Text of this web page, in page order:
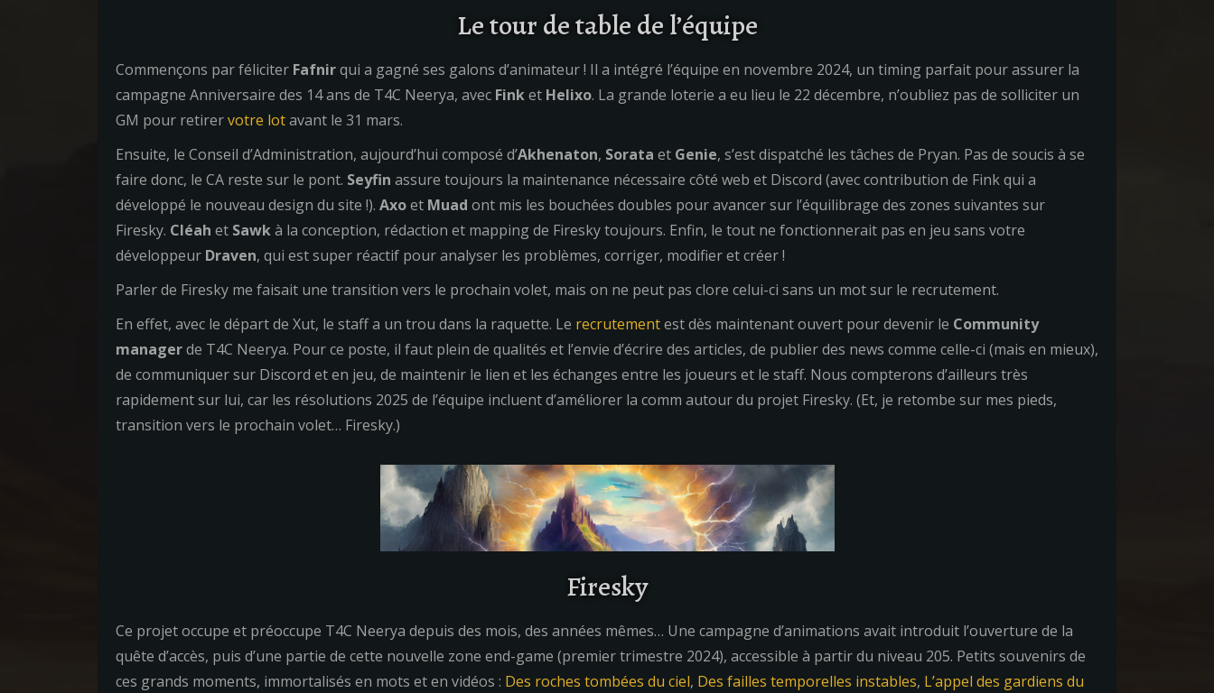
Le tour de table de l’équipe
Commençons par féliciter Fafnirqui a gagné ses galons d’animateur ! Il a intégré l’équipe en novembre 2024, un timing parfait pour assurer la
campagne Anniversaire des 14 ans de T4C Neerya, avec Finket Helixo. La grande loterie a eu lieu le 22 décembre, n’oubliez pas de solliciter un
GM pour retirervotre lotavant le 31 mars.
Ensuite, le Conseil d’Administration, aujourd’hui composé d’Akhenaton, Sorata et Genie, s’est dispatché les tâches de Pryan. Pas de soucis à se
faire donc, le CA reste sur le pont. Seyfin assure toujours la maintenance nécessaire côté web et Discord (avec contribution de Fink qui a
développé le nouveau design du site !). Axoet Muad ont mis les bouchées doubles pour avancer sur l’équilibrage des zones suivantes sur
Firesky. Cléah et Sawkà la conception, rédaction et mapping de Firesky toujours. Enfin, le tout ne fonctionnerait pas en jeu sans votre
développeur Draven, qui est super réactif pour analyser les problèmes, corriger, modifier et créer !
Parler de Firesky me faisait une transition vers le prochain volet, mais on ne peut pas clore celui-ci sans un mot sur le recrutement.
En effet, avec le départ de Xut, le staff a un trou dans la raquette. Le recrutementest dès maintenant ouvert pour devenir le Community
managerde T4C Neerya. Pour ce poste, il faut plein de qualités et l’envie d’écrire des articles, de publier des news comme celle-ci (mais en mieux),
de communiquer sur Discord et en jeu, de maintenir le lien et les échanges entre les joueurs et le staff. Nous compterons d’ailleurs très
rapidement sur lui, car les résolutions 2025 de l’équipe incluent d’améliorer la comm autour du projet Firesky. (Et, je retombe sur mes pieds,
transition vers le prochain volet… Firesky.)
Firesky
Ce projet occupe et préoccupe T4C Neerya depuis des mois, des années mêmes… Une campagne d’animations avait introduit l’ouverture de la
quête d’accès, puis d’une partie de cette nouvelle zone end-game (premier trimestre 2024), accessible à partir du niveau 205. Petits souvenirs de
ces grands moments, immortalisés en mots et en vidéos : Des roches tombées du ciel, Des failles temporelles instables, L’appel des gardiens du